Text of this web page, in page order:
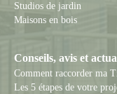
Studios de jardin
Maisons en bois
Conseils, avis et
Comment raccorder ma
Les 5 étapes de votre